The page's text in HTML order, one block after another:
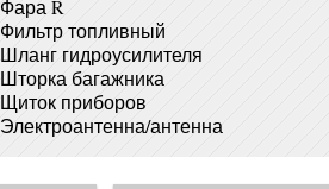
Фара R
Фильтр топливный
Шланг гидроусилителя
Шторка багажника
Щиток приборов
Электроантенна/антенна